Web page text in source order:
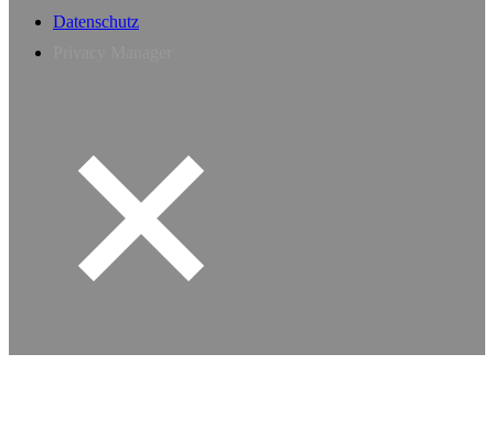
Datenschutz